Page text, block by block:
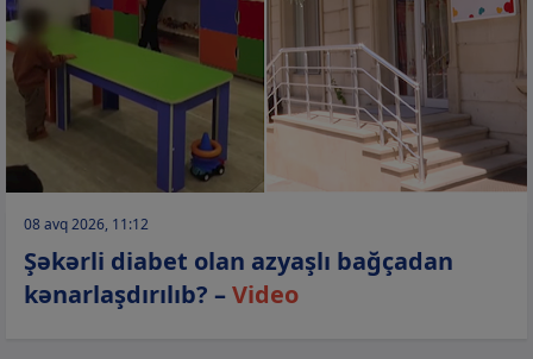
08 avq 2026, 11:12
Şəkərli diabet olan azyaşlı bağçadan
kənarlaşdırılıb? –Video